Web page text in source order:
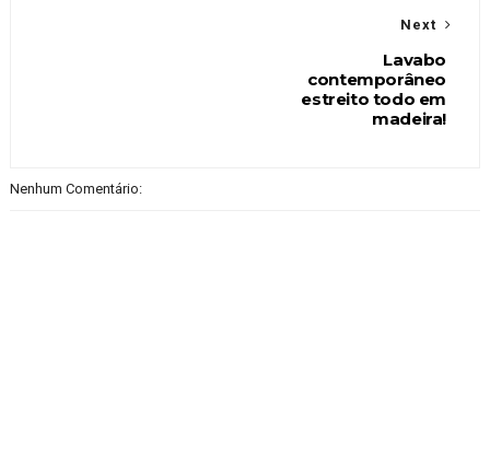
Next
Lavabo
contemporâneo
estreito todo em
madeira!
Nenhum Comentário: